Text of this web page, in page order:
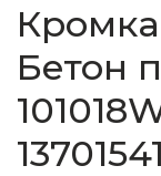
Кромка
Бетон